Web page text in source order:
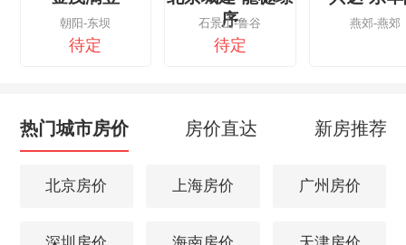
朝阳-东坝
待定
序
石景山-鲁谷
待定
燕郊-燕郊
热门城市房价 房价直达 新房推荐
北京房价 上海房价 广州房价